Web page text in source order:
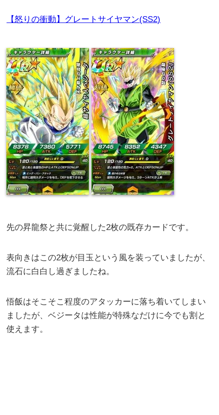
【怒りの衝動】グレートサイヤマン(SS2)
先の昇龍祭と共に覚醒した2枚の既存カードです。
表向きはこの2枚が目玉という風を装っていましたが、
流石に白白し過ぎましたね。
悟飯はそこそこ程度のアタッカーに落ち着いてしまい
ましたが、ベジータは性能が特殊なだけに今でも割と
使えます。